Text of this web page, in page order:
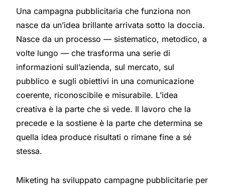
Una campagna pubblicitaria che funziona non
nasce da un’idea brillante arrivata sotto la doccia.
Nasce da un processo — sistematico, metodico, a
volte lungo — che trasforma una serie di
informazioni sull’azienda, sul mercato, sul
pubblico e sugli obiettivi in una comunicazione
coerente, riconoscibile e misurabile. L’idea
creativa è la parte che si vede. Il lavoro che la
precede e la sostiene è la parte che determina se
quella idea produce risultati o rimane fine a sé
stessa.
Miketing ha sviluppato campagne pubblicitarie per